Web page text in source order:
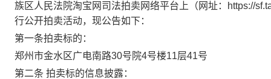
族区人民法院淘宝网司法拍卖网络平台上（网址：
https://
行公开拍卖活动，现公告如下：
第一条拍卖标的：
郑州市金水区广电南路30号院4号楼11层41号
第二条 拍卖标的信息披露：